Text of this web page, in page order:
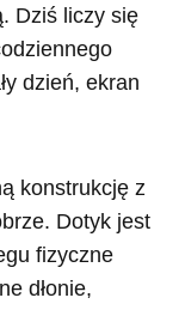
Dziś liczy się
dzień, ekran
konstrukcję z
Dotyk jest
fizyczne
dłonie,